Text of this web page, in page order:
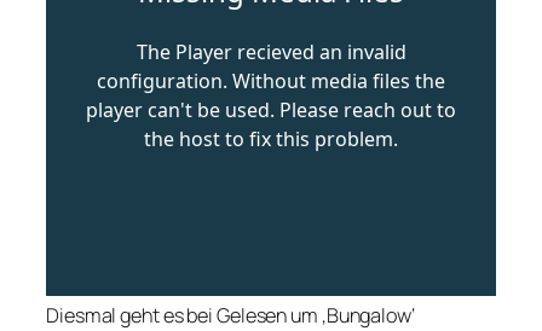
Diesmal geht es bei Gelesen um ‚Bungalow‘